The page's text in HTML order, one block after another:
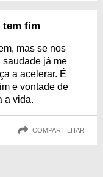
tem fim
mas se nos
saudade já me
a acelerar. É
e vontade de
a vida.
COMPARTILHAR